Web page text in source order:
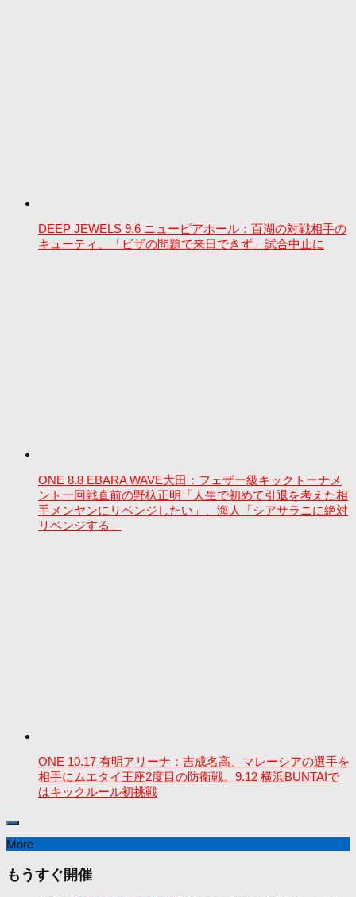
DEEP JEWELS 9.6 ニューピアホール：百湖の対戦相手の
キューティ、「ビザの問題で来日できず」試合中止に
ONE 8.8 EBARA WAVE大田：フェザー級キックトーナメ
ント一回戦直前の野杁正明「人生で初めて引退を考えた相
手メンヤンにリベンジしたい」、海人「シアサラニに絶対
リベンジする」
ONE 10.17 有明アリーナ：吉成名高、マレーシアの選手を
相手にムエタイ王座2度目の防衛戦。9.12 横浜BUNTAIで
はキックルール初挑戦
More
もうすぐ開催